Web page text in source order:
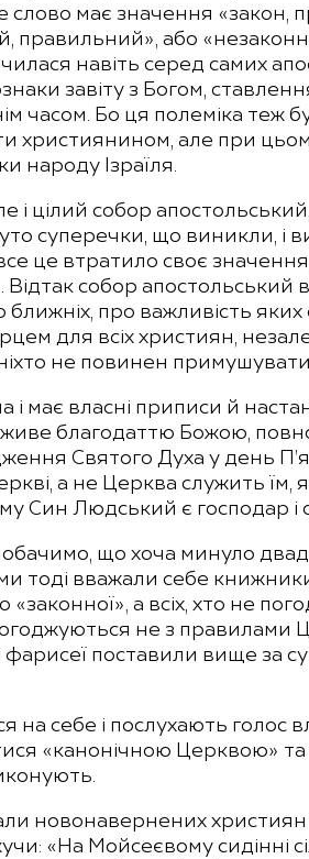
слово має значення «закон,
правильний», або
навіть серед самих
завіту з Богом,
часом. Бо ця полеміка теж
християнином, але при
народу Ізраїля.
цілий собор
суперечки, що виникли, і
це втратило своє
собор апостольський
про важливість яких
для всіх християн,
не повинен
має власні приписи й
благодаттю Божою,
Святого Духа у день
а не Церква служить їм,
Син Людський є господар і
що хоча минуло
тоді вважали себе
а всіх, хто не
не з правилами
поставили вище за
себе і послухають голос
«канонічною Церквою» та
новонавернених
«На Мойсеєвому